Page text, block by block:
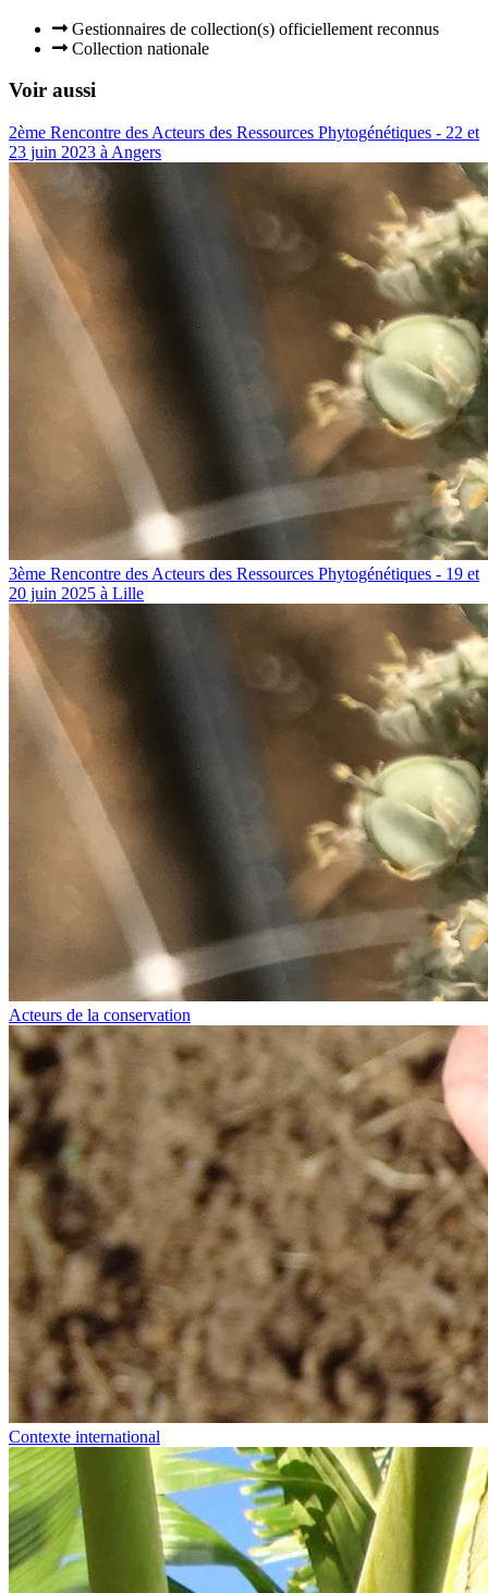
Gestionnaires de collection(s) officiellement reconnus
Collection nationale
Voir aussi
2ème Rencontre des Acteurs des Ressources Phytogénétiques - 22 et
23 juin 2023 à Angers
3ème Rencontre des Acteurs des Ressources Phytogénétiques - 19 et
20 juin 2025 à Lille
Acteurs de la conservation
Contexte international